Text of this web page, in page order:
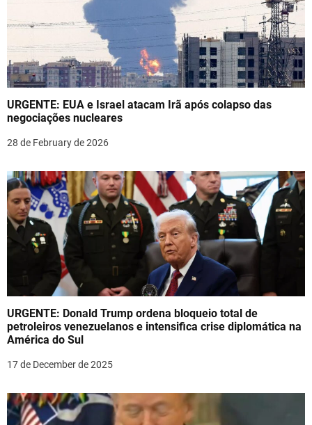
g
a
t
i
o
n
URGENTE: EUA e Israel atacam Irã após colapso das
negociações nucleares
28 de February de 2026
URGENTE: Donald Trump ordena bloqueio total de
petroleiros venezuelanos e intensifica crise diplomática na
América do Sul
17 de December de 2025